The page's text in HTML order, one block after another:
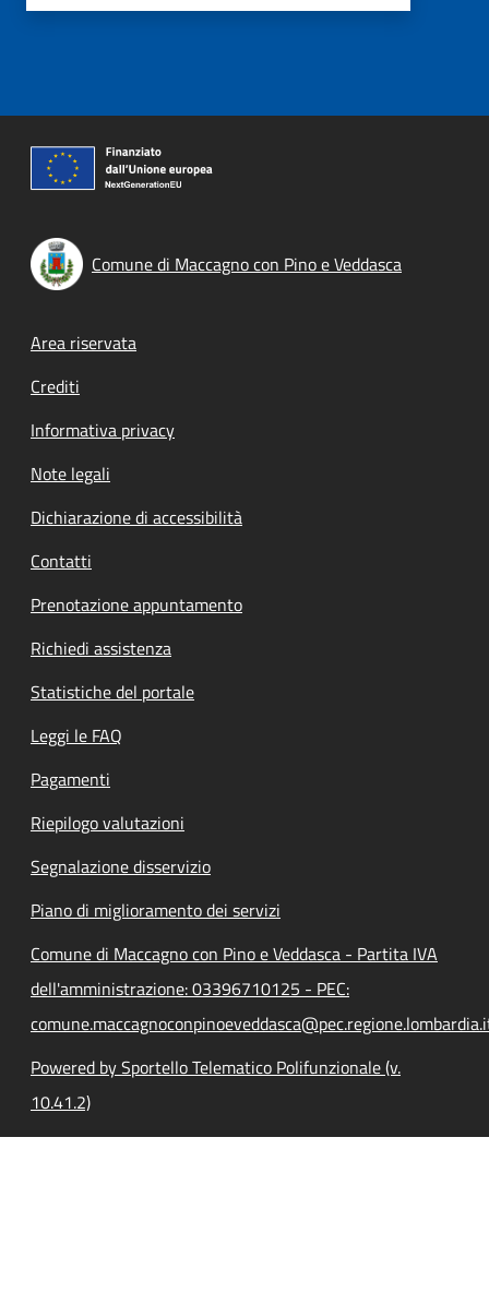
Comune di Maccagno con Pino e Veddasca
Footer menu
Area riservata
Crediti
Informativa privacy
Note legali
Dichiarazione di accessibilità
Contatti
Prenotazione appuntamento
Richiedi assistenza
Statistiche del portale
Leggi le FAQ
Pagamenti
Riepilogo valutazioni
Segnalazione disservizio
Piano di miglioramento dei servizi
Comune di Maccagno con Pino e Veddasca - Partita IVA
dell'amministrazione: 03396710125 - PEC:
Powered by Sportello Telematico Polifunzionale (v.
10.41.2)